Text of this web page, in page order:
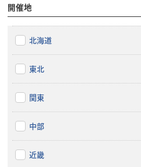
開催地
北海道
東北
関東
中部
近畿